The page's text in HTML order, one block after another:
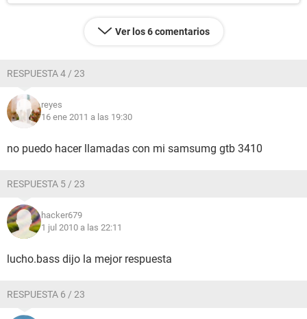
Ver los 6 comentarios
RESPUESTA 4 / 23
reyes
16 ene 2011 a las 19:30
no puedo hacer llamadas con mi samsumg gtb 3410
RESPUESTA 5 / 23
hacker679
1 jul 2010 a las 22:11
lucho.bass dijo la mejor respuesta
RESPUESTA 6 / 23